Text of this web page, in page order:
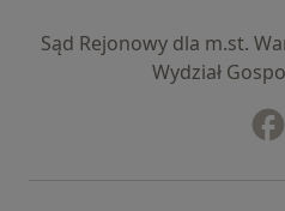
Sąd Rejonowy dla m.st.
Wydział